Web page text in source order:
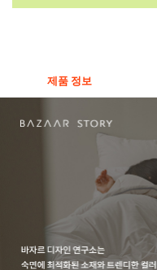
제품 정보